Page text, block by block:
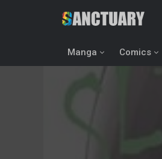
Manga Comics